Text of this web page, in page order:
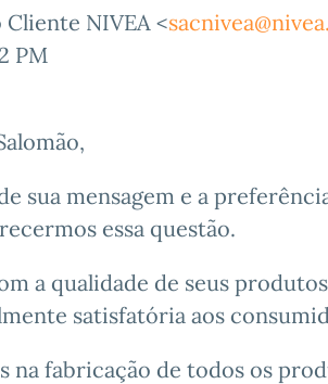
NIVEA <
PM
sua mensagem e a
essa questão.
a qualidade de seus
satisfatória aos
na fabricação de todos os